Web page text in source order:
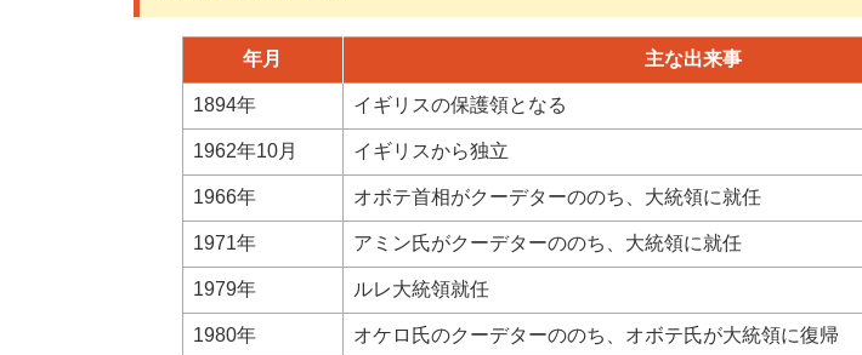
年月 主な出来事
1894年 イギリスの保護領となる
1962年10月 イギリスから独立
1966年 オボテ首相がクーデターののち、大統領に就任
1971年 アミン氏がクーデターののち、大統領に就任
1979年 ルレ大統領就任
1980年 オケロ氏のクーデターののち、オボテ氏が大統領に復帰